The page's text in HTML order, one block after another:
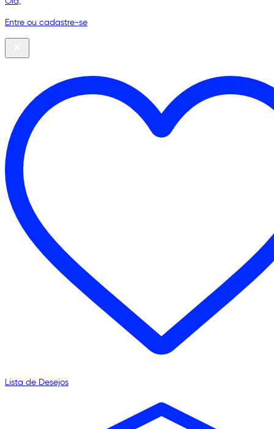
Entre ou cadastre-se
Lista de Desejos